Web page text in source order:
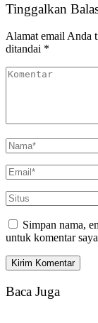
Tinggalkan
Alamat email Anda
ditandai *
Simpan nama,
untuk komentar
Baca Juga